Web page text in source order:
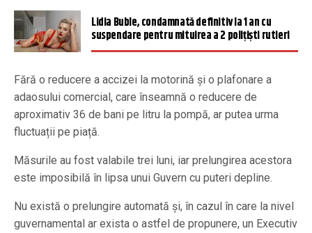
Lidia Buble, condamnată definitiv la 1 an cu
suspendare pentru mituirea a 2 polițiști rutieri
Fără o reducere a accizei la motorină și o plafonare a
adaosului comercial, care înseamnă o reducere de
aproximativ 36 de bani pe litru la pompă, ar putea urma
fluctuații pe piață.
Măsurile au fost valabile trei luni, iar prelungirea acestora
este imposibilă în lipsa unui Guvern cu puteri depline.
Nu există o prelungire automată și, în cazul în care la nivel
guvernamental ar exista o astfel de propunere, un Executiv